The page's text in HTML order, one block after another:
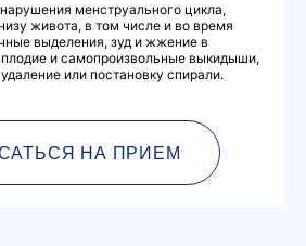
менструального цикла,
живота, в том числе и во время
выделения, зуд и жжение в
и самопроизвольные выкидыши,
или постановку спирали.
НА ПРИЕМ